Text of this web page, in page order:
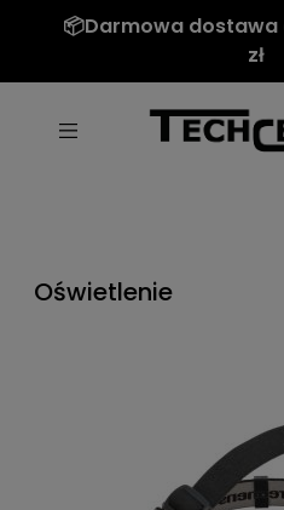
Nie mamy tego
nas:
Oświetlenie